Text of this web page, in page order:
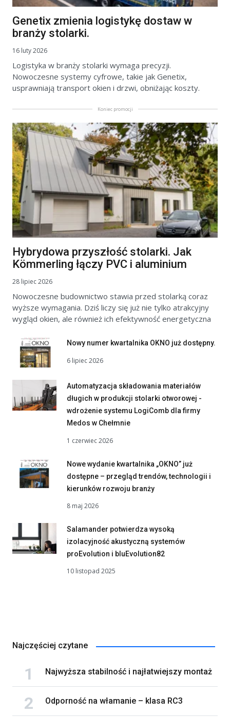
Genetix zmienia logistykę dostaw w
branży stolarki.
16 luty 2026
Logistyka w branży stolarki wymaga precyzji.
Nowoczesne systemy cyfrowe, takie jak Genetix,
usprawniają transport okien i drzwi, obniżając koszty.
Koniec promocji
Hybrydowa przyszłość stolarki. Jak
Kömmerling łączy PVC i aluminium
28 lipiec 2026
Nowoczesne budownictwo stawia przed stolarką coraz
wyższe wymagania. Dziś liczy się już nie tylko atrakcyjny
wygląd okien, ale również ich efektywność energetyczna
Nowy numer kwartalnika OKNO już dostępny.
6 lipiec 2026
Automatyzacja składowania materiałów
długich w produkcji stolarki otworowej -
wdrożenie systemu LogiComb dla firmy
Medos w Chełmnie
1 czerwiec 2026
Nowe wydanie kwartalnika „OKNO” już
dostępne – przegląd trendów, technologii i
kierunków rozwoju branży
8 maj 2026
Salamander potwierdza wysoką
izolacyjność akustyczną systemów
proEvolution i bluEvolution82
10 listopad 2025
Najczęściej czytane
Najwyższa stabilność i najłatwiejszy montaż
Odporność na włamanie – klasa RC3